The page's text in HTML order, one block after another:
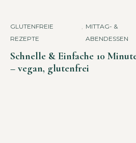
GLUTENFREIE
REZEPTE
, MITTAG- &
ABENDESSEN
Schnelle & Einfache 10
– vegan, glutenfrei